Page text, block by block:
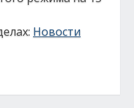
Новости